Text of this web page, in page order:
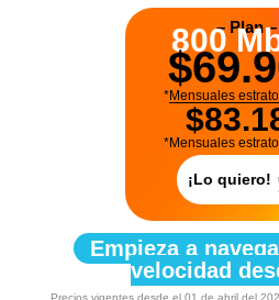
– Plan –
800
*Mensuales
*Mensuales
¡Lo quiero!
Empieza a
velocidad
Precios vigentes desde el 01 de abril del